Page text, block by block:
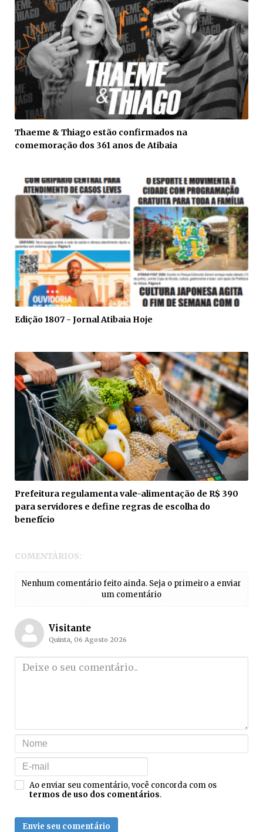
Thaeme & Thiago estão confirmados na
comemoração dos 361 anos de Atibaia
Edição 1807 - Jornal Atibaia Hoje
Prefeitura regulamenta vale-alimentação de R$ 390
para servidores e define regras de escolha do
benefício
COMENTÁRIOS:
Nenhum comentário feito ainda. Seja o primeiro a enviar
um comentário
Visitante
Quinta, 06 Agosto 2026
Ao enviar seu comentário, você concorda com os
termos de uso dos comentários.
Envie seu comentário